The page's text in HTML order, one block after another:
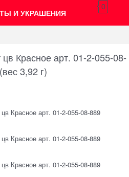
И УКРАШЕНИЯ
0
Красное арт. 01-2-055-08-
3,92 г)